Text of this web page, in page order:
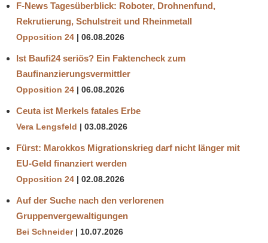
F-News Tagesüberblick: Roboter, Drohnenfund,
Rekrutierung, Schulstreit und Rheinmetall
Opposition 24 06.08.2026
Ist Baufi24 seriös? Ein Faktencheck zum
Baufinanzierungsvermittler
Opposition 24 06.08.2026
Ceuta ist Merkels fatales Erbe
Vera Lengsfeld 03.08.2026
Fürst: Marokkos Migrationskrieg darf nicht länger mit
EU-Geld finanziert werden
Opposition 24 02.08.2026
Auf der Suche nach den verlorenen
Gruppenvergewaltigungen
Bei Schneider 10.07.2026